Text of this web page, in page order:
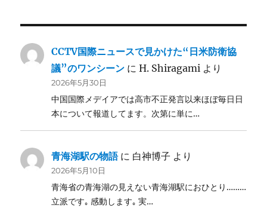
CCTV国際ニュースで見かけた“日米防衛協
議”のワンシーン にH. Shiragami より
2026年5月30日
中国国際メデイアでは高市不正発言以来ほぼ毎日日
本について報道してます。次第に単に…
青海湖駅の物語に 白神博子 より
2026年5月10日
青海省の青海湖の見えない青海湖駅におひとり………
立派です｡ 感動します｡ 実…